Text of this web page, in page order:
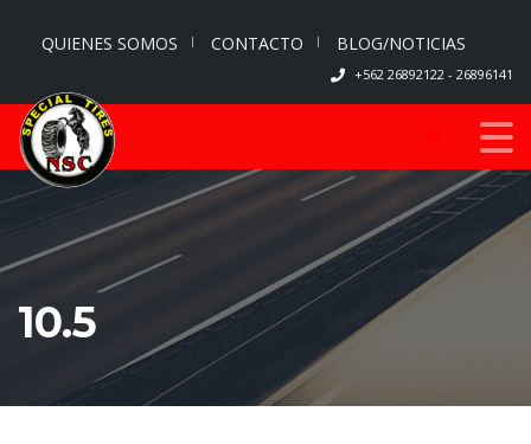
QUIENES SOMOS CONTACTO BLOG/NOTICIAS
+562 26892122 - 26896141
10.5